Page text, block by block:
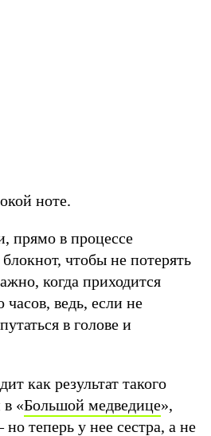
ноте.
прямо в процессе
чтобы не потерять
когда приходится
часов, ведь, если не
в голове и
как результат такого
«Большой медведице»,
теперь у нее сестра, а не